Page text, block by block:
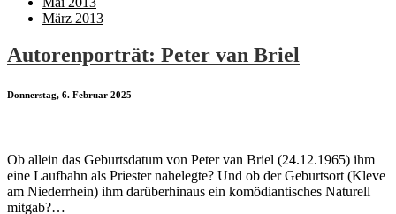
März 2013
Autorenporträt: Peter van Briel
Donnerstag, 6. Februar 2025
Ob allein das Geburtsdatum von Peter van Briel (24.12.1965) ihm
eine Laufbahn als Priester nahelegte? Und ob der Geburtsort (Kleve
am Niederrhein) ihm darüberhinaus ein komödiantisches Naturell
mitgab?…